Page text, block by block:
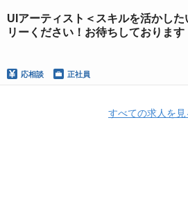
UIアーティスト＜スキルを活かした
リーください！お待ちしております
応相談 正社員
すべての求人を見